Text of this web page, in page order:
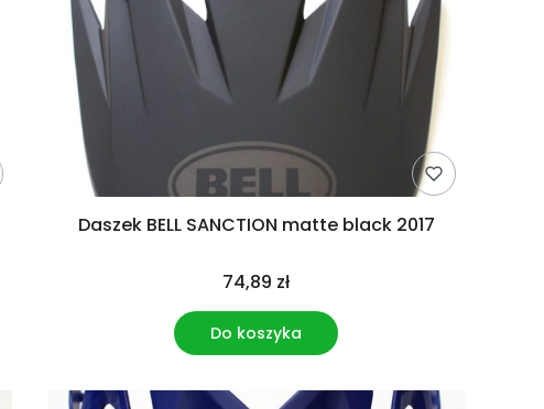
Daszek BELL SANCTION matte black 2017
74,89 zł
Do koszyka